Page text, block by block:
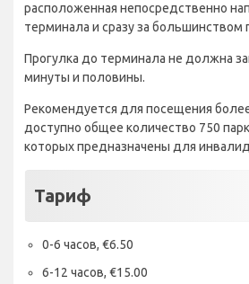
расположенная непосредственно
терминала и сразу за большинством
Прогулка до терминала не должна
минуты и половины.
Рекомендуется для посещения более
доступно общее количество 750
которых предназначены для
Тариф
0-6 часов, €6.50
6-12 часов, €15.00